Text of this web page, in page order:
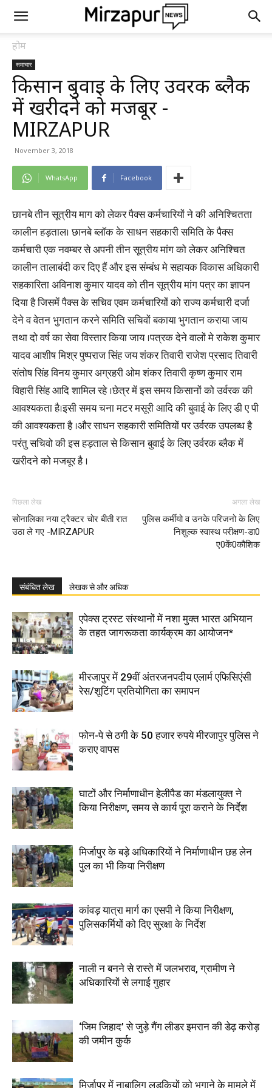
होम
समाचार
किसान बुवाई के लिए उर्वरक ब्लैक
में खरीदने को मजबूर -
MIRZAPUR
November 3, 2018
WhatsApp Facebook
छानबे तीन सूत्रीय माग को लेकर पैक्स कर्मचारियों ने की अनिश्चितता
कालीन हड़ताल। छानबे ब्लॉक के साधन सहकारी समिति के पैक्स
कर्मचारी एक नवम्बर से अपनी तीन सूत्रीय मांग को लेकर अनिश्चित
कालीन तालाबंदी कर दिए हैं और इस संम्बंध मे सहायक विकास अधिकारी
सहकारिता अविनाश कुमार यादव को तीन सूत्रीय मांग पत्र का ज्ञापन
दिया है जिसमें पैक्स के सचिव एवम कर्मचारियों को राज्य कर्मचारी दर्जा
देने व वेतन भुगतान करने समिति सचिवों बकाया भुगतान कराया जाय
तथा दो वर्ष का सेवा विस्तार किया जाय ।पत्रक देने वालों मे राकेश कुमार
यादव आशीष मिश्र पुष्पराज सिंह जय शंकर तिवारी राजेश प्रसाद तिवारी
संतोष सिंह विनय कुमार अग्रहरी ओम शंकर तिवारी कृष्ण कुमार राम
विहारी सिंह आदि शामिल रहे ।छेत्र में इस समय किसानों को उर्वरक की
आवश्यकता है।इसी समय चना मटर मसूरी आदि की बुवाई के लिए डी ए पी
की आवश्यकता है ।और साधन सहकारी समितियों पर उर्वरक उपलब्ध है
परंतु सचिवो की इस हड़ताल से किसान बुवाई के लिए उर्वरक ब्लैक में
खरीदने को मजबूर है ।
पिछला लेख
सोनालिका नया ट्रैक्टर चोर बीती रात
उठा ले गए -MIRZAPUR
अगला लेख
पुलिस कर्मीयो व उनके परिजनो के लिए
निशुल्क स्वास्थ परीक्षण-डा0
ए0कें0कौशिक
संबंधित लेख लेखक से और अधिक
एपेक्स ट्रस्ट संस्थानों में नशा मुक्त भारत अभियान
के तहत जागरूकता कार्यक्रम का आयोजन*
मीरजापुर में 29वीं अंतरजनपदीय एलार्म एफिसिएंसी
रेस/शूटिंग प्रतियोगिता का समापन
फोन-पे से ठगी के 50 हजार रुपये मीरजापुर पुलिस ने
कराए वापस
घाटों और निर्माणाधीन हेलीपैड का मंडलायुक्त ने
किया निरीक्षण, समय से कार्य पूरा कराने के निर्देश
मिर्जापुर के बड़े अधिकारियों ने निर्माणाधीन छह लेन
पुल का भी किया निरीक्षण
कांवड़ यात्रा मार्ग का एसपी ने किया निरीक्षण,
पुलिसकर्मियों को दिए सुरक्षा के निर्देश
नाली न बनने से रास्ते में जलभराव, ग्रामीण ने
अधिकारियों से लगाई गुहार
‘जिम जिहाद’ से जुड़े गैंग लीडर इमरान की डेढ़ करोड़
की जमीन कुर्क
मिर्जापुर में नाबालिग लड़कियों को भगाने के मामले में